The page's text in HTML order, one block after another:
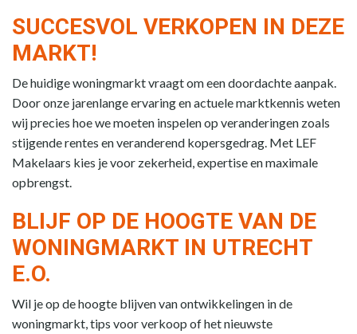
SUCCESVOL VERKOPEN IN DEZE
MARKT!
De huidige woningmarkt vraagt om een doordachte aanpak.
Door onze jarenlange ervaring en actuele marktkennis weten
wij precies hoe we moeten inspelen op veranderingen zoals
stijgende rentes en veranderend kopersgedrag. Met LEF
Makelaars kies je voor zekerheid, expertise en maximale
opbrengst.
BLIJF OP DE HOOGTE VAN DE
WONINGMARKT IN UTRECHT
E.O.
Wil je op de hoogte blijven van ontwikkelingen in de
woningmarkt, tips voor verkoop of het nieuwste